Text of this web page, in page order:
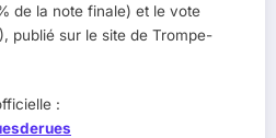
de la note finale) et le vote
publié sur le site de Trompe-
: